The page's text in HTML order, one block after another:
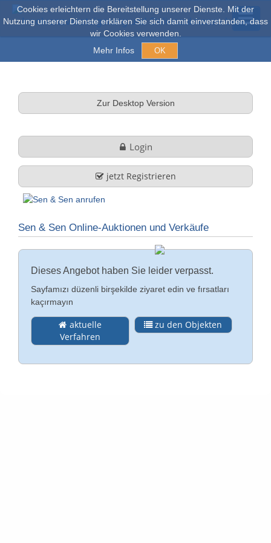
Cookies erleichtern die Bereitstellung unserer Dienste. Mit der
Nutzung unserer Dienste erklären Sie sich damit einverstanden, dass
wir Cookies verwenden.
Mehr Infos
OK
tüm nesneler
Şirket profili
İlişki
Künye (DE)
FAQ
Almanca
English
Zur Desktop Version
Login
jetzt Registrieren
Sen & Sen Online-Auktionen und Verkäufe
Dieses Angebot haben Sie leider verpasst.
Sayfamızı düzenli birşekilde ziyaret edin ve fırsatları
kaçırmayın
aktuelle
Verfahren
zu den Objekten